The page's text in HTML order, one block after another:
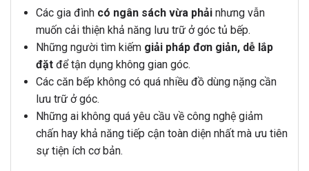
Các gia đình có ngân sách vừa phảinhưng vẫn
muốn cải thiện khả năng lưu trữ ở góc tủ bếp.
Những người tìm kiếm giải pháp đơn giản, dễ lắp
đặtđể tận dụng không gian góc.
Các căn bếp không có quá nhiều đồ dùng nặng cần
lưu trữ ở góc.
Những ai không quá yêu cầu về công nghệ giảm
chấn hay khả năng tiếp cận toàn diện nhất mà ưu tiên
sự tiện ích cơ bản.